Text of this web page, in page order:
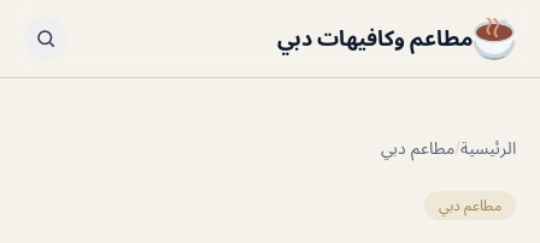
مطاعم وكافيهات دبي
الرئيسية/مطاعم دبي
مطاعم دبي